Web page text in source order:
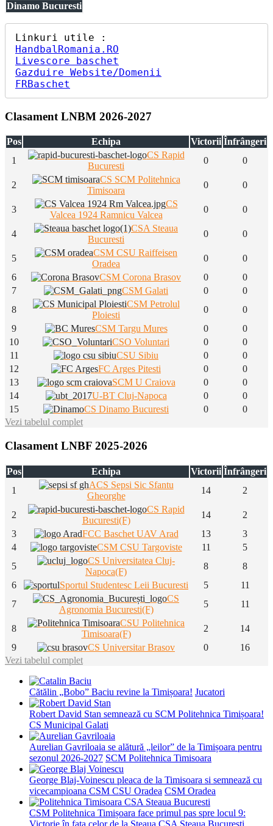
Dinamo Bucuresti
HandbalRomania.RO
Livescore baschet
Gazduire Website/Domenii
FRBaschet
Clasament LNBM 2026-2027
Pos Echipa Victorii Înfrângeri
1
CS Rapid
Bucuresti
0 0
2
CS SCM Politehnica
Timisoara
0 0
3
CS
Valcea 1924 Ramnicu Valcea
0 0
4
CSA Steaua
Bucuresti
0 0
5
CSM CSU Raiffeisen
Oradea
0
0
6
CSM Corona Brasov 0
0
7
CSM Galati 0
0
8
CSM Petrolul
Ploiesti
0
0
9
CSM Targu Mures 0
0
10
CSO Voluntari 0
0
11
CSU Sibiu 0
0
12
FC Arges Pitesti 0
0
13
SCM U Craiova 0
0
14
U-BT Cluj-Napoca 0
0
15
CS Dinamo Bucuresti 0
0
Vezi tabelul complet
Clasament LNBF 2025-2026
Pos Echipa Victorii Înfrângeri
1
ACS Sepsi Sic Sfantu
Gheorghe
14 2
2
CS Rapid
Bucuresti(F)
14
2
3
FCC Baschet UAV Arad 13
3
4
CSM CSU Targoviste 11
5
5
CS Universitatea Cluj-
Napoca(F)
8
8
6
Sportul Studentesc Leii Bucuresti 5
11
7
CS
Agronomia Bucuresti(F)
5 11
8
CSU Politehnica
Timisoara(F)
2
14
9
CS Universitar Brasov 0
16
Vezi tabelul complet
Cătălin „Bobo” Baciu revine la Timișoara! Jucatori
Robert David Stan semnează cu SCM Politehnica Timișoara!
CS Municipal Galati
Aurelian Gavriloaia se alătură „leilor” de la Timișoara pentru
sezonul 2026-2027 SCM Politehnica Timisoara
George Blaj-Voinescu pleaca de la Timisoara si semnează cu
vicecampioana CSM CSU Oradea CSM Oradea
CSM Politehnica Timișoara face primul pas spre locul 9:
Victorie în fața celor de la Steaua CSA Steaua Bucuresti